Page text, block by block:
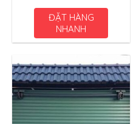
ĐẶT HÀNG
NHANH